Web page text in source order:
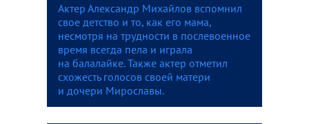
Актер Александр Михайлов вспомнил
свое детство и то, как его мама,
несмотря на трудности в послевоенное
время всегда пела и играла
на балалайке. Также актер отметил
схожесть голосов своей матери
и дочери Мирославы.